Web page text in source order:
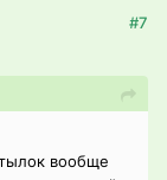
#7
вообще